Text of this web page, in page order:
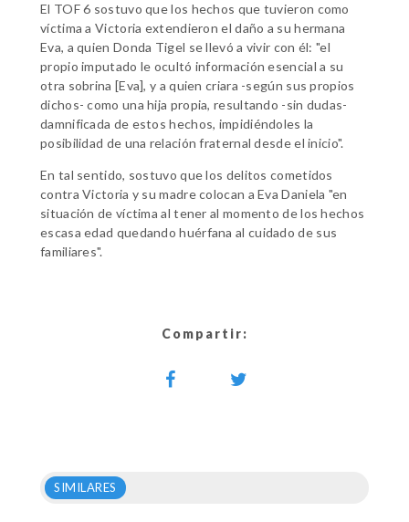
El TOF 6 sostuvo que los hechos que tuvieron como
víctima a Victoria extendieron el daño a su hermana
Eva, a quien Donda Tigel se llevó a vivir con él: "el
propio imputado le ocultó información esencial a su
otra sobrina [Eva], y a quien criara -según sus propios
dichos- como una hija propia, resultando -sin dudas-
damnificada de estos hechos, impidiéndoles la
posibilidad de una relación fraternal desde el inicio".
En tal sentido, sostuvo que los delitos cometidos
contra Victoria y su madre colocan a Eva Daniela "en
situación de víctima al tener al momento de los hechos
escasa edad quedando huérfana al cuidado de sus
familiares".
Compartir:
SIMILARES